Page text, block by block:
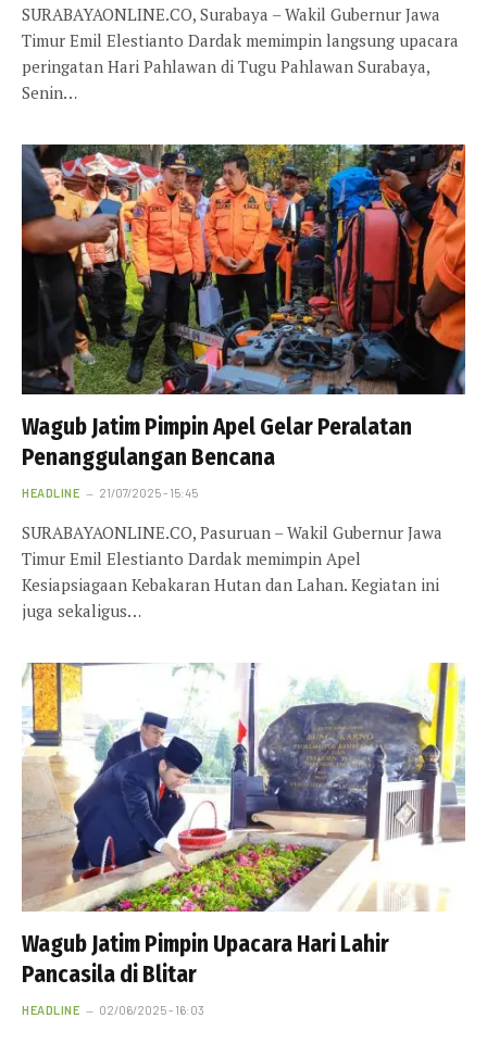
SURABAYAONLINE.CO, Surabaya – Wakil Gubernur Jawa
Timur Emil Elestianto Dardak memimpin langsung upacara
peringatan Hari Pahlawan di Tugu Pahlawan Surabaya,
Senin…
Wagub Jatim Pimpin Apel Gelar Peralatan
Penanggulangan Bencana
HEADLINE 21/07/2025 - 15:45
SURABAYAONLINE.CO, Pasuruan – Wakil Gubernur Jawa
Timur Emil Elestianto Dardak memimpin Apel
Kesiapsiagaan Kebakaran Hutan dan Lahan. Kegiatan ini
juga sekaligus…
Wagub Jatim Pimpin Upacara Hari Lahir
Pancasila di Blitar
HEADLINE 02/06/2025 - 16:03